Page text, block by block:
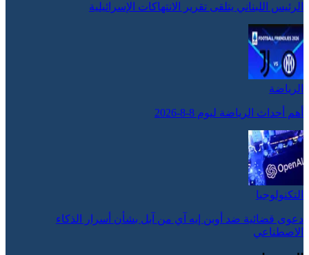
الرئيس اللبناني يتلقى تقرير الانتهاكات الإسرائيلية
الرياضة
أهم أحداث الرياضة ليوم 8-8-2026
التكنولوجيا
دعوى قضائية ضد أوبن إيه آي من آبل بشأن أسرار الذكاء
الاصطناعي